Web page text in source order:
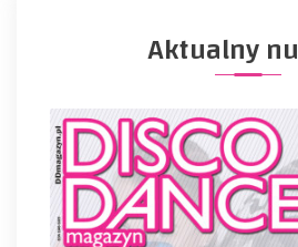
Aktualny